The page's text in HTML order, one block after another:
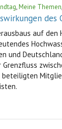
,Meine Themen,
des
auf den
und
beteiligten